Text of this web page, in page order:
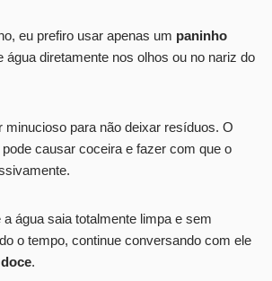
eu prefiro usar apenas um paninho
água diretamente nos olhos ou no nariz do
minucioso para não deixar resíduos. O
causar coceira e fazer com que o
água saia totalmente limpa e sem
o tempo, continue conversando com ele
.